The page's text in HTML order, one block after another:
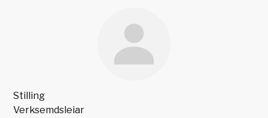
Stilling
Verksemdsleiar